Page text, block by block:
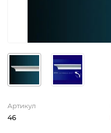
Артикул
46